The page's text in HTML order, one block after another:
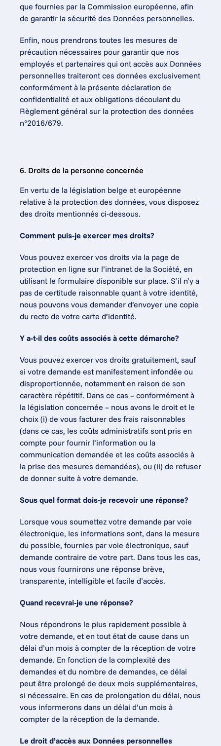
que fournies par la Commission européenne, afin
de garantir la sécurité des Données personnelles.
Enfin, nous prendrons toutes les mesures de
précaution nécessaires pour garantir que nos
employés et partenaires qui ont accès aux Données
personnelles traiteront ces données exclusivement
conformément à la présente déclaration de
confidentialité et aux obligations découlant du
Règlement général sur la protection des données
n°2016/679.
6. Droits de la personne concernée
En vertu de la législation belge et européenne
relative à la protection des données, vous disposez
des droits mentionnés ci-dessous.
Comment puis-je exercer mes droits?
Vous pouvez exercer vos droits via la page de
protection en ligne sur l’intranet de la Société, en
utilisant le formulaire disponible sur place. S’il n’y a
pas de certitude raisonnable quant à votre identité,
nous pouvons vous demander d’envoyer une copie
du recto de votre carte d’identité.
Y a-t-il des coûts associés à cette démarche?
Vous pouvez exercer vos droits gratuitement, sauf
si votre demande est manifestement infondée ou
disproportionnée, notamment en raison de son
caractère répétitif. Dans ce cas – conformément à
la législation concernée – nous avons le droit et le
choix (i) de vous facturer des frais raisonnables
(dans ce cas, les coûts administratifs sont pris en
compte pour fournir l’information ou la
communication demandée et les coûts associés à
la prise des mesures demandées), ou (ii) de refuser
de donner suite à votre demande.
Sous quel format dois-je recevoir une réponse?
Lorsque vous soumettez votre demande par voie
électronique, les informations sont, dans la mesure
du possible, fournies par voie électronique, sauf
demande contraire de votre part. Dans tous les cas,
nous vous fournirons une réponse brève,
transparente, intelligible et facile d’accès.
Quand recevrai-je une réponse?
Nous répondrons le plus rapidement possible à
votre demande, et en tout état de cause dans un
délai d’un mois à compter de la réception de votre
demande. En fonction de la complexité des
demandes et du nombre de demandes, ce délai
peut être prolongé de deux mois supplémentaires,
si nécessaire. En cas de prolongation du délai, nous
vous informerons dans un délai d’un mois à
compter de la réception de la demande.
Le droit d’accès aux Données personnelles